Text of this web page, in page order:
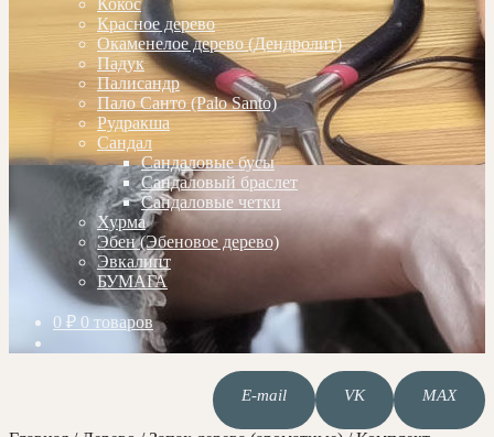
Кокос
Красное дерево
Окаменелое дерево (Дендролит)
Падук
Палисандр
Пало Санто (Palo Santo)
Рудракша
Сандал
Сандаловые бусы
Сандаловый браслет
Сандаловые четки
Хурма
Эбен (Эбеновое дерево)
Эвкалипт
БУМАГА
0 ₽ 0 товаров
E-mail VK MAX